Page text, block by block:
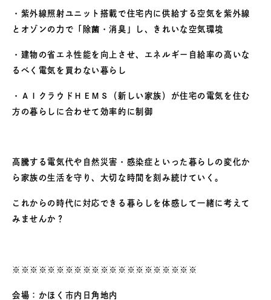
・紫外線照射ユニット搭載で住宅内に供給する空気を紫外線
とオゾンの力で「除菌・消臭」し、きれいな空気環境
・建物の省エネ性能を向上させ、エネルギー自給率の高いな
るべく電気を買わない暮らし
・ＡＩクラウドＨＥＭＳ（新しい家族）が住宅の電気を住む
方の暮らしに合わせて効率的に制御
高騰する電気代や自然災害・感染症といった暮らしの変化か
ら家族の生活を守り、大切な時間を刻み続けていく。
これからの時代に対応できる暮らしを体感して一緒に考えて
みませんか？
※※※※※※※※※※※※※※※※※※※※※
会場：かほく市内日角地内